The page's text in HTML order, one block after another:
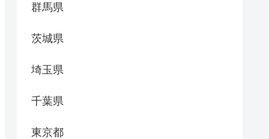
群馬県
茨城県
埼玉県
千葉県
東京都